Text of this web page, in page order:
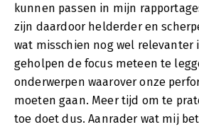
kunnen passen in mijn
zijn daardoor helderder en
wat misschien nog wel relevanter
geholpen de focus meteen te
onderwerpen waarover onze
moeten gaan. Meer tijd om te
toe doet dus. Aanrader wat mij